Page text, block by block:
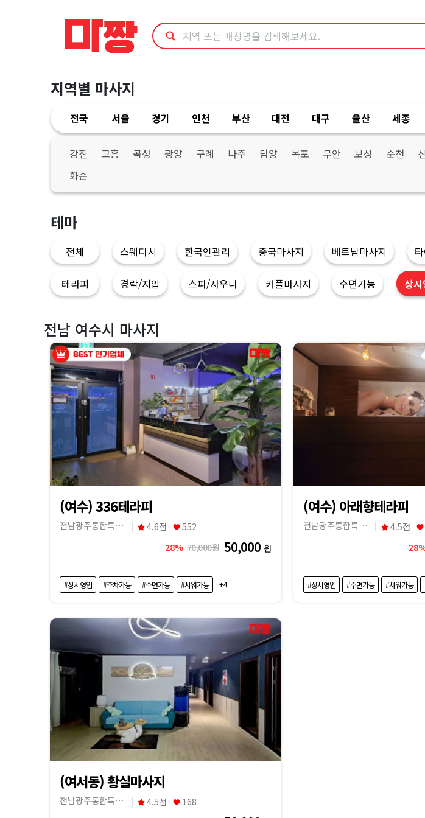
지역별 마사지
전국 서울 경기 인천 부산 대전 대구 울산 세종
강진 고흥 곡성 광양 구례 나주 담양 목포 무안 보성 순천
화순
테마
전체 스웨디시 한국인관리 중국마사지 베트남마사지
테라피 경락/지압 스파/사우나 커플마사지 수면가능 상
전남 여수시 마사지
(여수) 336테라피
전남광주통합특별시 여수시 4.6점
552
28% 70,000원 50,000 원
#상시영업 #주차가능 #수면가능 #샤워가능 +4
(여수) 아래향테라피
전남광주통합특별시 여수시 4.5점
#상시영업 #수면가능 #샤워가능
(여서동) 황실마사지
전남광주통합특별시 여수시 4.5점
168